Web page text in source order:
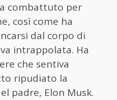
combattuto per
così come ha
dal corpo di
intrappolata. Ha
che sentiva
ripudiato la
padre, Elon Musk.